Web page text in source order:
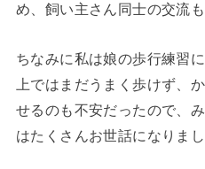
め、飼い主さん同士の交流
ちなみに私は娘の歩行練習
上ではまだうまく歩けず、
せるのも不安だったので、
はたくさんお世話になりま